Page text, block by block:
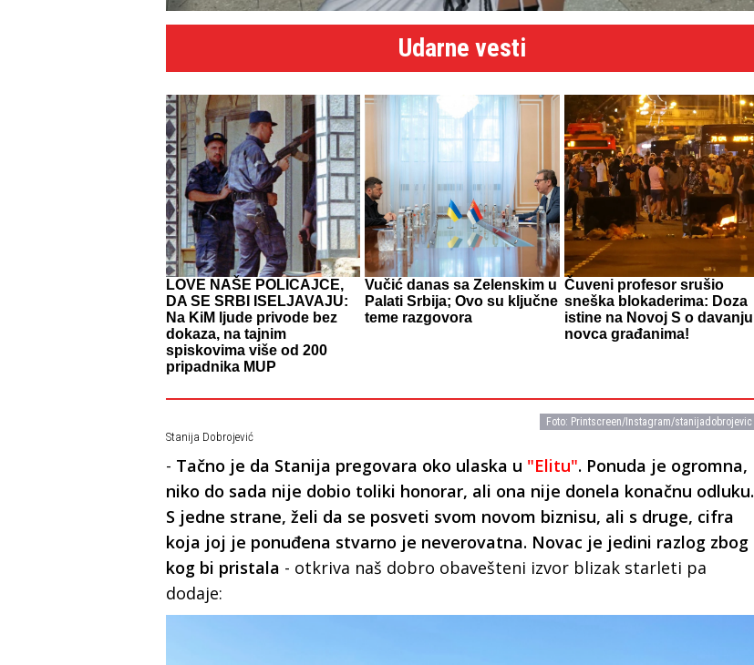
Foto: Printscreen/Instagram/stanijadobrojevic
Udarne vesti
LOVE NAŠE POLICAJCE,
DA SE SRBI ISELJAVAJU:
Na KiM ljude privode bez
dokaza, na tajnim
spiskovima više od 200
pripadnika MUP
Vučić danas sa Zelenskim u
Palati Srbija; Ovo su ključne
teme razgovora
Čuveni profesor srušio
sneška blokaderima: Doza
istine na Novoj S o davanju
novca građanima!
Stanija Dobrojević
- Tačno je da Stanija pregovara oko ulaska u "Elitu". Ponuda je ogromna,
niko do sada nije dobio toliki honorar, ali ona nije donela konačnu odluku.
S jedne strane, želi da se posveti svom novom biznisu, ali s druge, cifra
koja joj je ponuđena stvarno je neverovatna. Novac je jedini razlog zbog
kog bi pristala - otkriva naš dobro obavešteni izvor blizak starleti pa
dodaje: